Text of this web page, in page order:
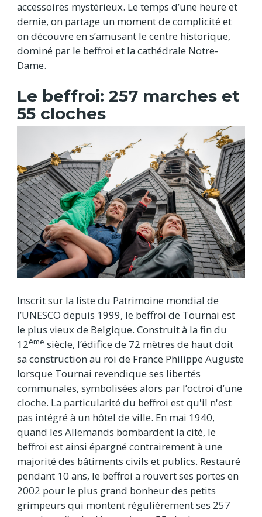
accessoires mystérieux. Le temps d’une heure et
demie, on partage un moment de complicité et
on découvre en s’amusant le centre historique,
dominé par le beffroi et la cathédrale Notre-
Dame.
Le beffroi: 257 marches et
55 cloches
Inscrit sur la liste du Patrimoine mondial de
l’UNESCO depuis 1999, le beffroi de Tournai est
le plus vieux de Belgique. Construit à la fin du
12ème siècle, l’édifice de 72 mètres de haut doit
sa construction au roi de France Philippe Auguste
lorsque Tournai revendique ses libertés
communales, symbolisées alors par l’octroi d’une
cloche. La particularité du beffroi est qu'il n'est
pas intégré à un hôtel de ville. En mai 1940,
quand les Allemands bombardent la cité, le
beffroi est ainsi épargné contrairement à une
majorité des bâtiments civils et publics. Restauré
pendant 10 ans, le beffroi a rouvert ses portes en
2002 pour le plus grand bonheur des petits
grimpeurs qui montent régulièrement ses 257